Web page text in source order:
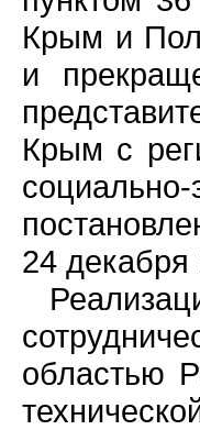
Крым и
и
Крым с
24
областью